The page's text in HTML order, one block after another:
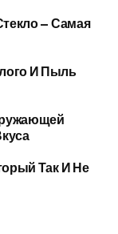
— Самая
И Пыль
Так И Не